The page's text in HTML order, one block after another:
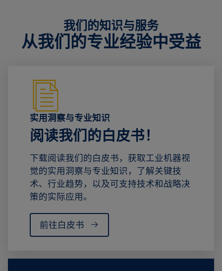
我们的知识与服务
从我们的专业经验中受益
实用洞察与专业知识
阅读我们的白皮书！
下载阅读我们的白皮书，获取工业机器视
觉的实用洞察与专业知识，了解关键技
术、行业趋势，以及可支持技术和战略决
策的实际应用。
前往白皮书